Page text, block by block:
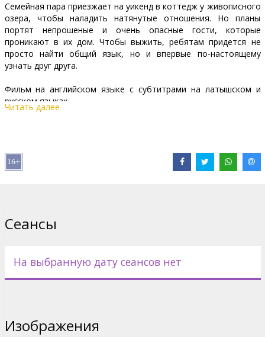
Семейная пара приезжает на уикенд в коттедж у живописного
озера, чтобы наладить натянутые отношения. Но планы
портят непрошеные и очень опасные гости, которые
проникают в их дом. Чтобы выжить, ребятам придется не
просто найти общий язык, но и впервые по-настоящему
узнать друг друга.
Фильм на английском языке с субтитрами на латышском и
русском языках.
Pежиссер :
В ролях:
Paul Guilfoyle
Keith
Читать далее
Сеансы
На выбранную дату сеансов нет
Изображения